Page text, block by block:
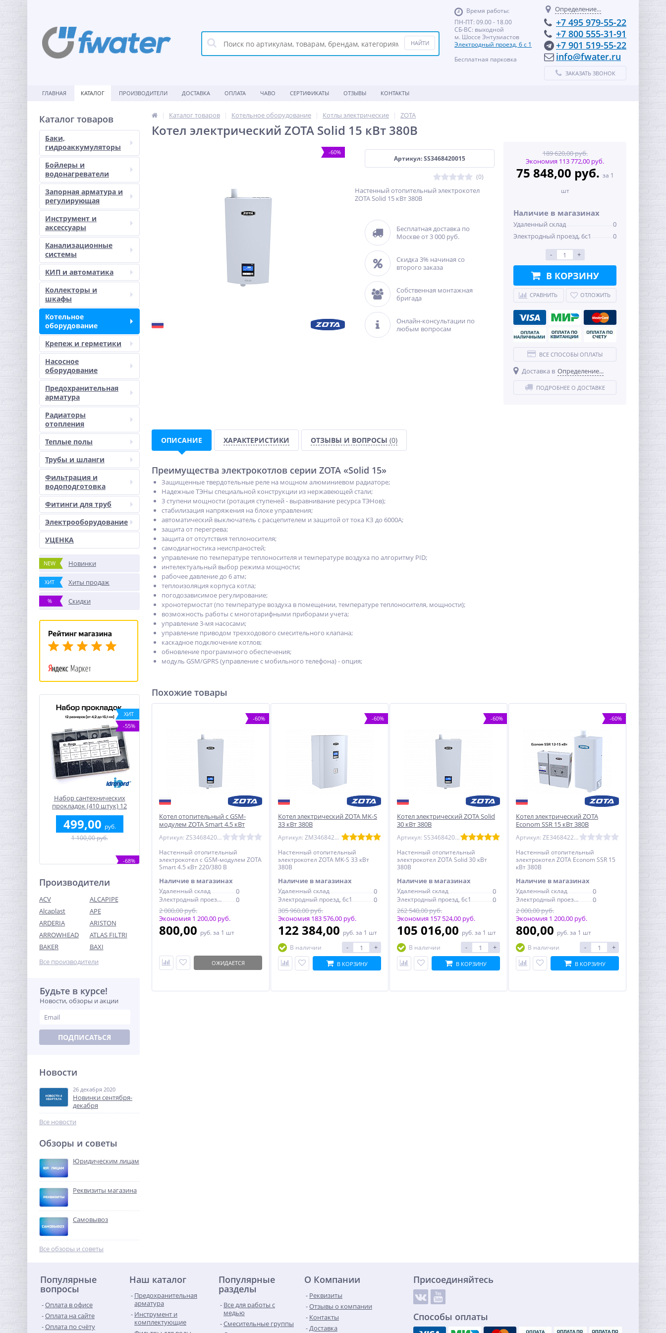
Время работы:
ПН-ПТ: 09.00 - 18.00
СБ-ВС: выходной
м. Шоссе Энтузиастов
Электродный проезд, 6 с 1
Бесплатная парковка
Определение...
+7 495 979-55-22
+7 800 555-31-91
+7 901 519-55-22
info@fwater.ru
ЗАКАЗАТЬ ЗВОНОК
ГЛАВНАЯ КАТАЛОГ ПРОИЗВОДИТЕЛИ ДОСТАВКА ОПЛАТА ЧАВО СЕРТИФИКАТЫ ОТЗЫВЫ КОНТАКТЫ
Каталог товаров
Баки,
гидроаккумуляторы
Бойлеры и
водонагреватели
Запорная арматура и
регулирующая
Инструмент и
аксессуары
Канализационные
системы
КИП и автоматика
Коллекторы и
шкафы
Котельное
оборудование
Крепеж и герметики
Насосное
оборудование
Предохранительная
арматура
Радиаторы
отопления
Теплые полы
Трубы и шланги
Фильтрация и
водоподготовка
Фитинги для труб
Электрооборудование
УЦЕНКА
NEW Новинки
ХИТ Хиты продаж
% Скидки
ХИТ
-55%
Набор сантехнических
прокладок (410 штук) 12
размеров O-ring /
IDRONORD (Италия)
499,00 руб.
1 100,00 руб.
-68%
Датчик контроля воды
SW005-2,0 Neptun
проводной (2м)
1 553,92
Предохранительный
клапан 1 х1 1/4 ROMMER
для систем водоснабжения
6 бар
726,72
Кран шаровый с
электроприводом
BugattiPro 12В 1"
36 430,00 руб.
-68%
Производители
ACV
ALCAPIPE
Alcaplast
APE
ARDERIA
ARISTON
ARROWHEAD
ATLAS FILTRI
BAKER
BAXI
Все производители
Будьте в курсе!
Новости, обзоры и акции
ПОДПИСАТЬСЯ
Новости
26 декабря 2020
Новинки сентября-
декабря
Все новости
Обзоры и советы
Юридическим лицам
Реквизиты магазина
Самовывоз
Все обзоры и советы
Каталог товаров Котельное оборудование Котлы электрические ZOTA
Котел электрический ZOTA Solid 15 кВт 380В
-60%
Артикул: SS3468420015
(0)
Настенный отопительный электрокотел
ZOTA Solid 15 кВт 380В
Бесплатная доставка по
Москве от 3 000 руб.
Скидка 3% начиная со
второго заказа
Собственная монтажная
бригада
Онлайн-консультации по
любым вопросам
189 620,00 руб.
Экономия 113 772,00 руб.
75 848,00 руб. за 1
шт
Наличие в магазинах
Удаленный склад
0
Электродный проезд, 6с1
0
- +
В КОРЗИНУ
СРАВНИТЬ ОТЛОЖИТЬ
ВСЕ СПОСОБЫ ОПЛАТЫ
Доставка в Определение...
ПОДРОБНЕЕ О ДОСТАВКЕ
ОПИСАНИЕ ХАРАКТЕРИСТИКИ ОТЗЫВЫ И ВОПРОСЫ (0)
Преимущества электрокотлов серии ZOTA «Solid 15»
Защищенные твердотельные реле на мощном алюминиевом радиаторе;
Надежные ТЭНы специальной конструкции из нержавеющей стали;
3 ступени мощности (ротация ступеней - выравнивание ресурса ТЭНов);
стабилизация напряжения на блоке управления;
автоматический выключатель с расцепителем и защитой от тока КЗ до 6000А;
защита от перегрева;
защита от отсутствия теплоносителя;
самодиагностика неиспраностей;
управление по температуре теплоносителя и температуре воздуха по алгоритму PID;
интелектуальный выбор режима мощности;
рабочее давление до 6 атм;
теплоизоляция корпуса котла;
погодозависимое регулирование;
хронотермостат (по температуре воздуха в помещении, температуре теплоносителя, мощности);
возможность работы с многотарифными приборами учета;
управление 3-мя насосами;
управление приводом трехходового смесительного клапана;
каскадное подключение котлов;
обновление программного обеспечения;
модуль GSM/GPRS (управление с мобильного телефона) - опция;
Похожие товары
-60%
Котел отопительный с GSM-
модулем ZOTA Smart 4.5 кВт
Артикул: ZS3468420004
Настенный отопительный
электрокотел с GSM-модулем ZOTA
Smart 4.5 кВт 220/380 В
Наличие в магазинах
Удаленный склад 0
Электродный проезд, 6с1
0
2 000,00 руб.
Экономия 1 200,00 руб.
800,00 руб. за 1 шт
ОЖИДАЕТСЯ
-60%
Котел электрический ZOTA MK-S
33 кВт 380В
Артикул: ZM3468421033
Настенный отопительный
электрокотел ZOTA MK-S 33 кВт
380В
Наличие в магазинах
Удаленный склад 0
Электродный проезд, 6с1
0
305 960,00 руб.
Экономия 183 576,00 руб.
122 384,00 руб. за 1 шт
В наличии
- +
В КОРЗИНУ
-60%
Котел электрический ZOTA Solid
30 кВт 380В
Артикул: SS3468420030
Настенный отопительный
электрокотел ZOTA Solid 30 кВт
380В
Наличие в магазинах
Удаленный склад 0
Электродный проезд, 6с1
0
262 540,00 руб.
Экономия 157 524,00 руб.
105 016,00 руб. за 1 шт
В наличии
- +
В КОРЗИНУ
-60%
Котел электрический ZOTA
Econom SSR 15 кВт 380В
Артикул: ZE3468422015
Настенный отопительный
электрокотел ZOTA Econom SSR 15
кВт 380В
Наличие в магазинах
Удаленный склад 0
Электродный проезд, 6с1
0
2 000,00 руб.
Экономия 1 200,00 руб.
800,00 руб. за 1 шт
В наличии
- +
В КОРЗИНУ
Популярные
вопросы
Оплата в офисе
Оплата на сайте
Оплата по счёту
Наш каталог
Предохранительная
арматура
Инструмент и
комплектующие
Популярные
разделы
Все для работы с
медью
Смесительные группы
О Компании
Реквизиты
Отзывы о компании
Контакты
Доставка
Присоединяйтесь
Способы оплаты